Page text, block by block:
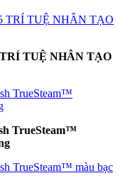
TUỆ NHÂN TẠO
TrueSteam™